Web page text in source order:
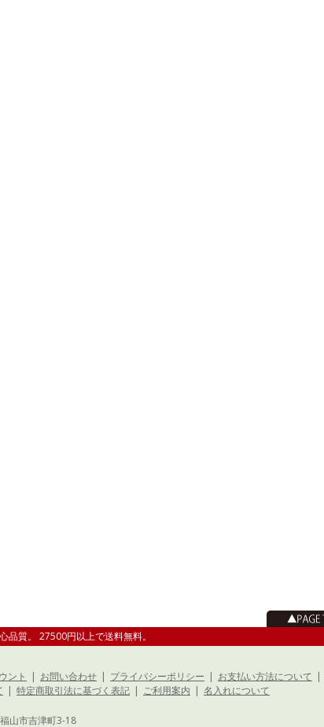
質。 27500円以上で送料無料。
ント | お問い合わせ | プライバシーポリシー | お支払い方法について |
| 特定商取引法に基づく表記 | ご利用案内 | 名入れについて
山市吉津町3-18